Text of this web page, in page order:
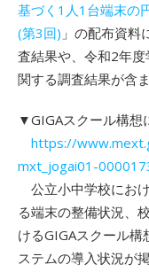
基づく1人1台端末の
(第3回) 」の配布資料
査結果や、令和2年
関する調査結果が含
▼GIGAスクール構想
https://
mxt_jogai01-
公立小中学校にお
る端末の整備状況、
けるGIGAスクール
ステムの導入状況が